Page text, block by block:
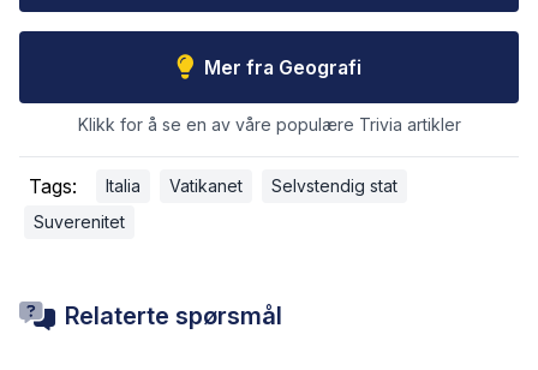
Mer fra Geografi
Klikk for å se en av våre populære Trivia artikler
Tags: Italia Vatikanet
Selvstendig stat
Suverenitet
Relaterte spørsmål